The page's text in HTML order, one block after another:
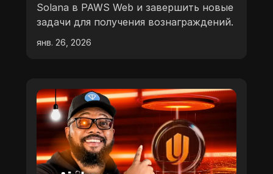
Solana в PAWS Web и завершить новые
задачи для получения вознаграждений.
янв. 26, 2026